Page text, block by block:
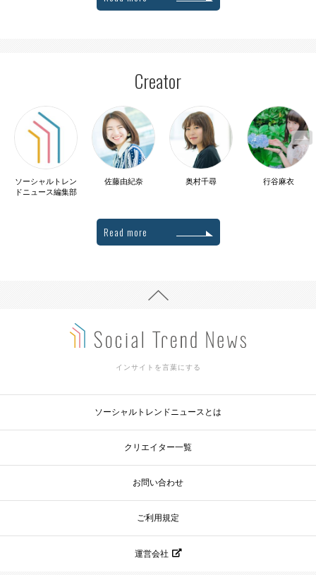
Creator
ソーシャルトレン
ドニュース編集部
佐藤由紀奈 奥村千尋 行谷麻衣
Read more
インサイトを言葉にする
ソーシャルトレンドニュースとは
クリエイター一覧
お問い合わせ
ご利用規定
運営会社